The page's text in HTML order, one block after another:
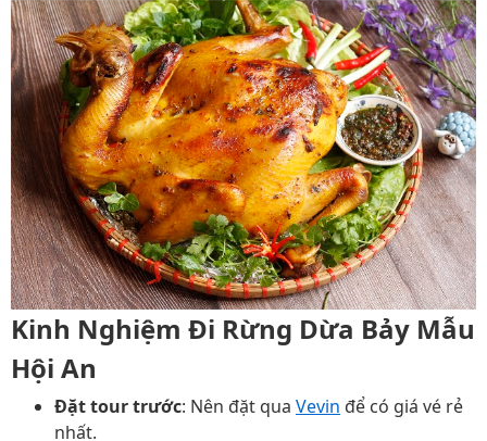
Kinh Nghiệm Đi Rừng Dừa Bảy Mẫu
Hội An
Đặt tour trước: Nên đặt qua Vevin để có giá vé rẻ
nhất.